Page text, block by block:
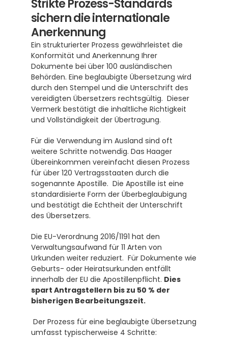
Strikte Prozess-Standards
sichern die internationale
Anerkennung
Ein strukturierter Prozess gewährleistet die
Konformität und Anerkennung Ihrer
Dokumente bei über 100 ausländischen
Behörden. Eine beglaubigte Übersetzung wird
durch den Stempel und die Unterschrift des
vereidigten Übersetzers rechtsgültig.  Dieser
Vermerk bestätigt die inhaltliche Richtigkeit
und Vollständigkeit der Übertragung.
Für die Verwendung im Ausland sind oft
weitere Schritte notwendig. Das Haager
Übereinkommen vereinfacht diesen Prozess
für über 120 Vertragsstaaten durch die
sogenannte Apostille.  Die Apostille ist eine
standardisierte Form der Überbeglaubigung
und bestätigt die Echtheit der Unterschrift
des Übersetzers.
Die EU-Verordnung 2016/1191 hat den
Verwaltungsaufwand für 11 Arten von
Urkunden weiter reduziert.  Für Dokumente wie
Geburts- oder Heiratsurkunden entfällt
innerhalb der EU die Apostillenpflicht. Dies
spart Antragstellern bis zu 50 % der
bisherigen Bearbeitungszeit.
umfasst typischerweise 4 Schritte: